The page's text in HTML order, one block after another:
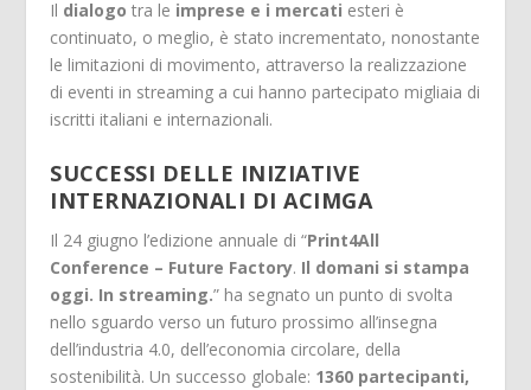
Il dialogo tra le imprese e i mercati esteri è
continuato, o meglio, è stato incrementato, nonostante
le limitazioni di movimento, attraverso la realizzazione
di eventi in streaming a cui hanno partecipato migliaia di
iscritti italiani e internazionali.
SUCCESSI DELLE INIZIATIVE
INTERNAZIONALI DI ACIMGA
Il 24 giugno l’edizione annuale di “Print4All
Conference – Future Factory. Il domani si stampa
oggi. In streaming.” ha segnato un punto di svolta
nello sguardo verso un futuro prossimo all’insegna
dell’industria 4.0, dell’economia circolare, della
sostenibilità. Un successo globale: 1360 partecipanti,